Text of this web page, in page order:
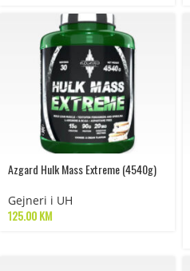
Azgard Hulk Mass Extreme (4540g)
Gejneri i UH
125.00KM